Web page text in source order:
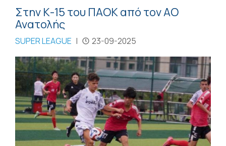
Στην Κ-15 του ΠΑΟΚ από τον ΑΟ
Ανατολής
SUPER LEAGUE | 23-09-2025